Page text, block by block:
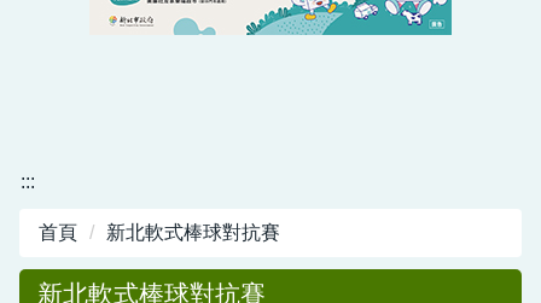
:::
首頁 新北軟式棒球對抗賽
新北軟式棒球對抗賽